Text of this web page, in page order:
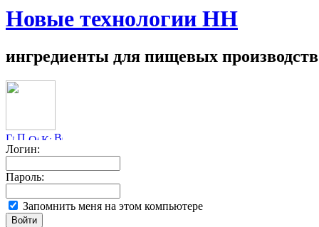
Новые технологии НН
ингредиенты для пищевых производств
Логин:
Пароль:
Запомнить меня на этом компьютере